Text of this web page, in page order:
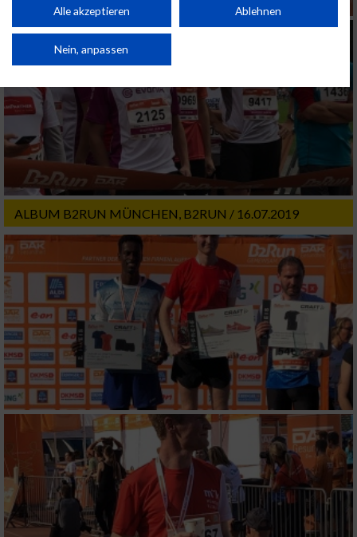
ALBUM B2RUN MÜNCHEN, B2RUN / 16.07.2019
Kombinationen von Daten aus verschiedenen Quellen. Entwicklung und
von Inhalten.
Daten können außerhalb der Europäischen Union weitergegeben und in die
Website/App.
Partnerliste anzeigen (1 IAB-Anbieter)
Wir nutzen Ihre Daten für folgende Zwecke:
IAB-Verarbeitungszwecke:
Speichern von oder Zugriff auf Informationen
auf einem Endgerät
Verwendung reduzierter Daten zur Auswahl
von Werbeanzeigen
Erstellung von Profilen für personalisierte
Werbung
Verwendung von Profilen zur Auswahl
personalisierter Werbung
Erstellung von Profilen zur Personalisierung
von Inhalten
Verwendung von Profilen zur Auswahl
personalisierter Inhalte
Messung der Werbeleistung
Alle akzeptieren Ablehnen
Nein, anpassen